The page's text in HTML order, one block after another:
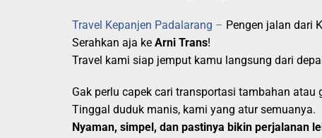
Travel Kepanjen Padalarang – Pengen jalan dari
Serahkan aja ke Arni Trans!
Travel kami siap jemput kamu langsung dari
Gak perlu capek cari transportasi tambahan atau
Tinggal duduk manis, kami yang atur semuanya.
Nyaman, simpel, dan pastinya bikin perjalanan